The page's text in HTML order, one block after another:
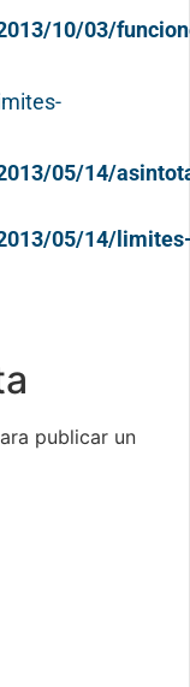
10/03/
05/14/
05/14/
publicar un